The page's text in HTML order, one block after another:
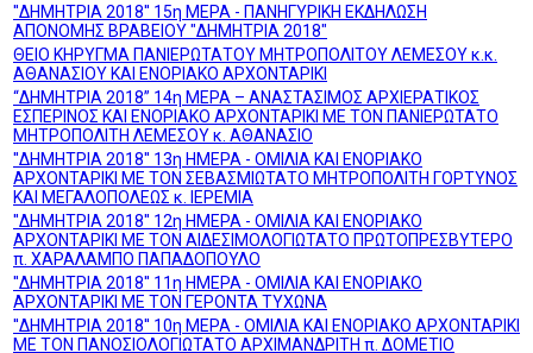
''ΔΗΜΗΤΡΙΑ 2018'' 15η ΜΕΡΑ - ΠΑΝΗΓΥΡΙΚΗ ΕΚΔΗΛΩΣΗ
ΑΠΟΝΟΜΗΣ ΒΡΑΒΕΙΟΥ "ΔΗΜΗΤΡΙΑ 2018"
ΘΕΙΟ ΚΗΡΥΓΜΑ ΠΑΝΙΕΡΩΤΑΤΟΥ ΜΗΤΡΟΠΟΛΙΤΟΥ ΛΕΜΕΣΟΥ κ.κ.
ΑΘΑΝΑΣΙΟΥ ΚΑΙ ΕΝΟΡΙΑΚΟ ΑΡΧΟΝΤΑΡΙΚΙ
“ΔΗΜΗΤΡΙΑ 2018” 14η ΜΕΡΑ – ΑΝΑΣΤΑΣΙΜΟΣ ΑΡΧΙΕΡΑΤΙΚΟΣ
ΕΣΠΕΡΙΝΟΣ ΚΑΙ ΕΝΟΡΙΑΚΟ ΑΡΧΟΝΤΑΡΙΚΙ ΜΕ ΤΟΝ ΠΑΝΙΕΡΩΤΑΤΟ
ΜΗΤΡΟΠΟΛΙΤΗ ΛΕΜΕΣΟΥ κ. ΑΘΑΝΑΣΙΟ
''ΔΗΜΗΤΡΙΑ 2018'' 13η ΗΜΕΡΑ - ΟΜΙΛΙΑ ΚΑΙ ΕΝΟΡΙΑΚΟ
ΑΡΧΟΝΤΑΡΙΚΙ ΜΕ ΤΟΝ ΣΕΒΑΣΜΙΩΤΑΤΟ ΜΗΤΡΟΠΟΛΙΤΗ ΓΟΡΤΥΝΟΣ
ΚΑΙ ΜΕΓΑΛΟΠΟΛΕΩΣ κ. ΙΕΡΕΜΙΑ
''ΔΗΜΗΤΡΙΑ 2018'' 12η ΗΜΕΡΑ - ΟΜΙΛΙΑ ΚΑΙ ΕΝΟΡΙΑΚΟ
ΑΡΧΟΝΤΑΡΙΚΙ ΜΕ ΤΟΝ ΑΙΔΕΣΙΜΟΛΟΓΙΩΤΑΤΟ ΠΡΩΤΟΠΡΕΣΒΥΤΕΡΟ
π. ΧΑΡΑΛΑΜΠΟ ΠΑΠΑΔΟΠΟΥΛΟ
''ΔΗΜΗΤΡΙΑ 2018'' 11η ΗΜΕΡΑ - ΟΜΙΛΙΑ ΚΑΙ ΕΝΟΡΙΑΚΟ
ΑΡΧΟΝΤΑΡΙΚΙ ΜΕ ΤΟΝ ΓΕΡΟΝΤΑ ΤΥΧΩΝΑ
''ΔΗΜΗΤΡΙΑ 2018'' 10η ΜΕΡΑ - ΟΜΙΛΙΑ ΚΑΙ ΕΝΟΡΙΑΚΟ ΑΡΧΟΝΤΑΡΙΚΙ
ΜΕ ΤΟΝ ΠΑΝΟΣΙΟΛΟΓΙΩΤΑΤΟ ΑΡΧΙΜΑΝΔΡΙΤΗ π. ΔΟΜΕΤΙΟ